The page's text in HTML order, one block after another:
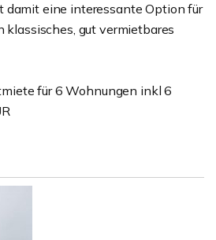
damit eine interessante Option für
klassisches, gut vermietbares
für 6 Wohnungen inkl 6